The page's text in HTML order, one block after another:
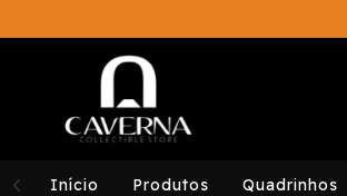
Início Produtos Quadrinhos